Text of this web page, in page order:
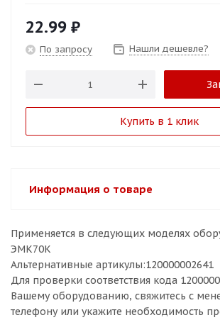
22.99 ₽
По запросу Нашли дешевле?
Купить в 1 клик
Информация о товаре
Применяется в следующих моделях
ЭМК70К
Альтернативные артикулы:120000002641
Для проверки соответствия кода
Вашему оборудованию, свяжитесь с
телефону или укажите необходимость